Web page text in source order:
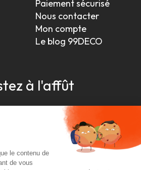
Paiement sécurisé
Nous contacter
Mon compte
Le blog 99DECO
à l'affût
courant, inscrivez-vous à